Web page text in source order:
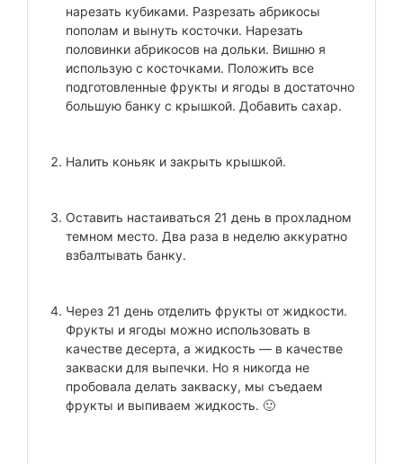
нарезать кубиками. Разрезать абрикосы
пополам и вынуть косточки. Нарезать
половинки абрикосов на дольки. Вишню я
использую с косточками. Положить все
подготовленные фрукты и ягоды в достаточно
большую банку с крышкой. Добавить сахар.
Налить коньяк и закрыть крышкой.
Оставить настаиваться 21 день в прохладном
темном место. Два раза в неделю аккуратно
взбалтывать банку.
Через 21 день отделить фрукты от жидкости.
Фрукты и ягоды можно использовать в
качестве десерта, а жидкость — в качестве
закваски для выпечки. Но я никогда не
пробовала делать закваску, мы съедаем
фрукты и выпиваем жидкость. 🙂